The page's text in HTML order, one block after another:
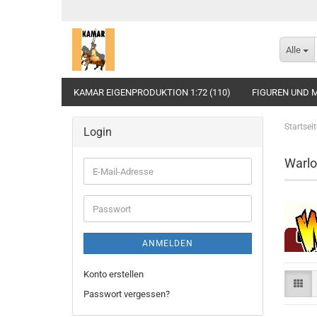
Alle
KAMAR EIGENPRODUKTION 1:72 (110) FIGUREN UND
Login
E-
Mail-
Adresse
Passwort
ANMELDEN
Konto erstellen
Passwort vergessen?